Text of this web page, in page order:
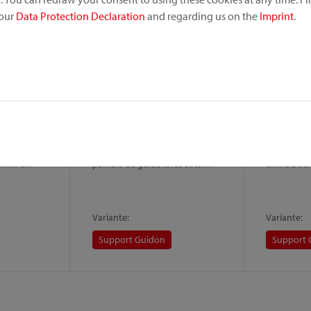
Un
paniers de guidon, les sacs…
Variante:
Support Guidon
Si vous
panier
vélo,
cintre à
Variante:
Support
Data Protection Declaration and regarding us on the Imprint.